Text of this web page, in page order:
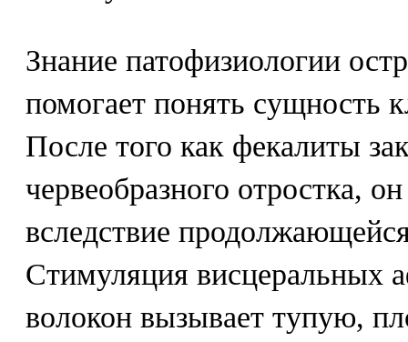
Знание патофизиологии
помогает понять сущность
После того как фекалиты
червеобразного отростка,
вследствие
Стимуляция висцеральных
волокон вызывает тупую,